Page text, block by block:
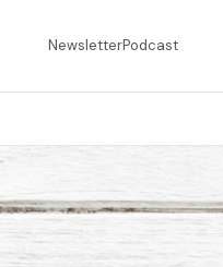
NewsletterPodcast